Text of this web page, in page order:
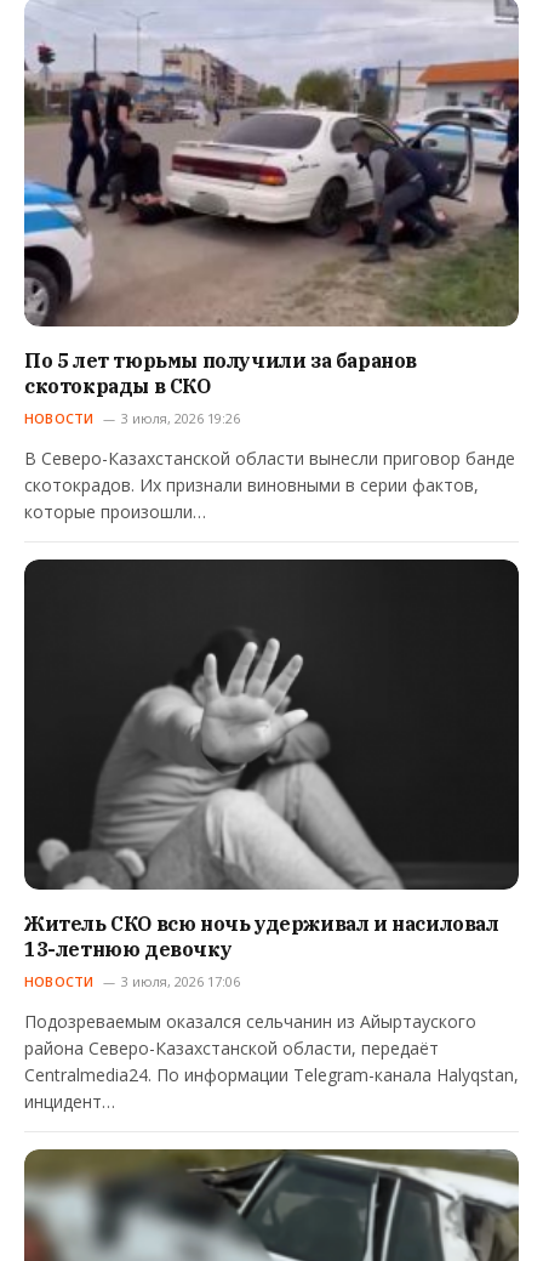
По 5 лет тюрьмы получили за баранов
скотокрады в СКО
НОВОСТИ 3 июля, 2026 19:26
В Северо-Казахстанской области вынесли приговор банде
скотокрадов. Их признали виновными в серии фактов,
которые произошли…
Житель СКО всю ночь удерживал и насиловал
13-летнюю девочку
НОВОСТИ 3 июля, 2026 17:06
Подозреваемым оказался сельчанин из Айыртауского
района Северо-Казахстанской области, передаёт
Centralmedia24. По информации Telegram-канала Halyqstan,
инцидент…